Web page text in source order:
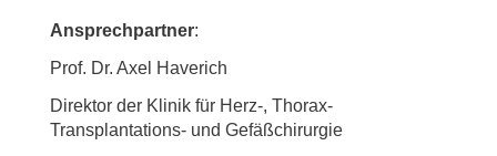
Ansprechpartner:
Prof. Dr. Axel Haverich
Direktor der Klinik für Herz-, Thorax-
Transplantations- und Gefäßchirurgie